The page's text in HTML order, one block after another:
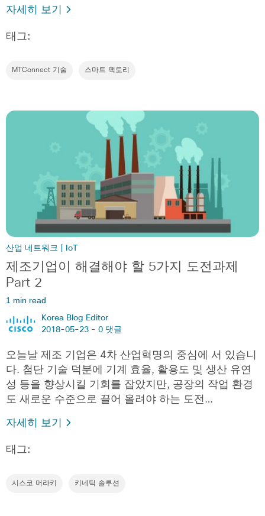
자세히 보기
태그:
MTConnect 기술 스마트 팩토리
산업 네트워크 | IoT
제조기업이 해결해야 할 5가지 도전과제
Part 2
1 min read
Korea Blog Editor
2018-05-23 - 0 댓글
오늘날 제조 기업은 4차 산업혁명의 중심에 서 있습니
다. 첨단 기술 덕분에 기계 효율, 활용도 및 생산 유연
성 등을 향상시킬 기회를 잡았지만, 공장의 작업 환경
도 새로운 수준으로 끌어 올려야 하는 도전…
자세히 보기
태그:
시스코 머라키 키네틱 솔루션